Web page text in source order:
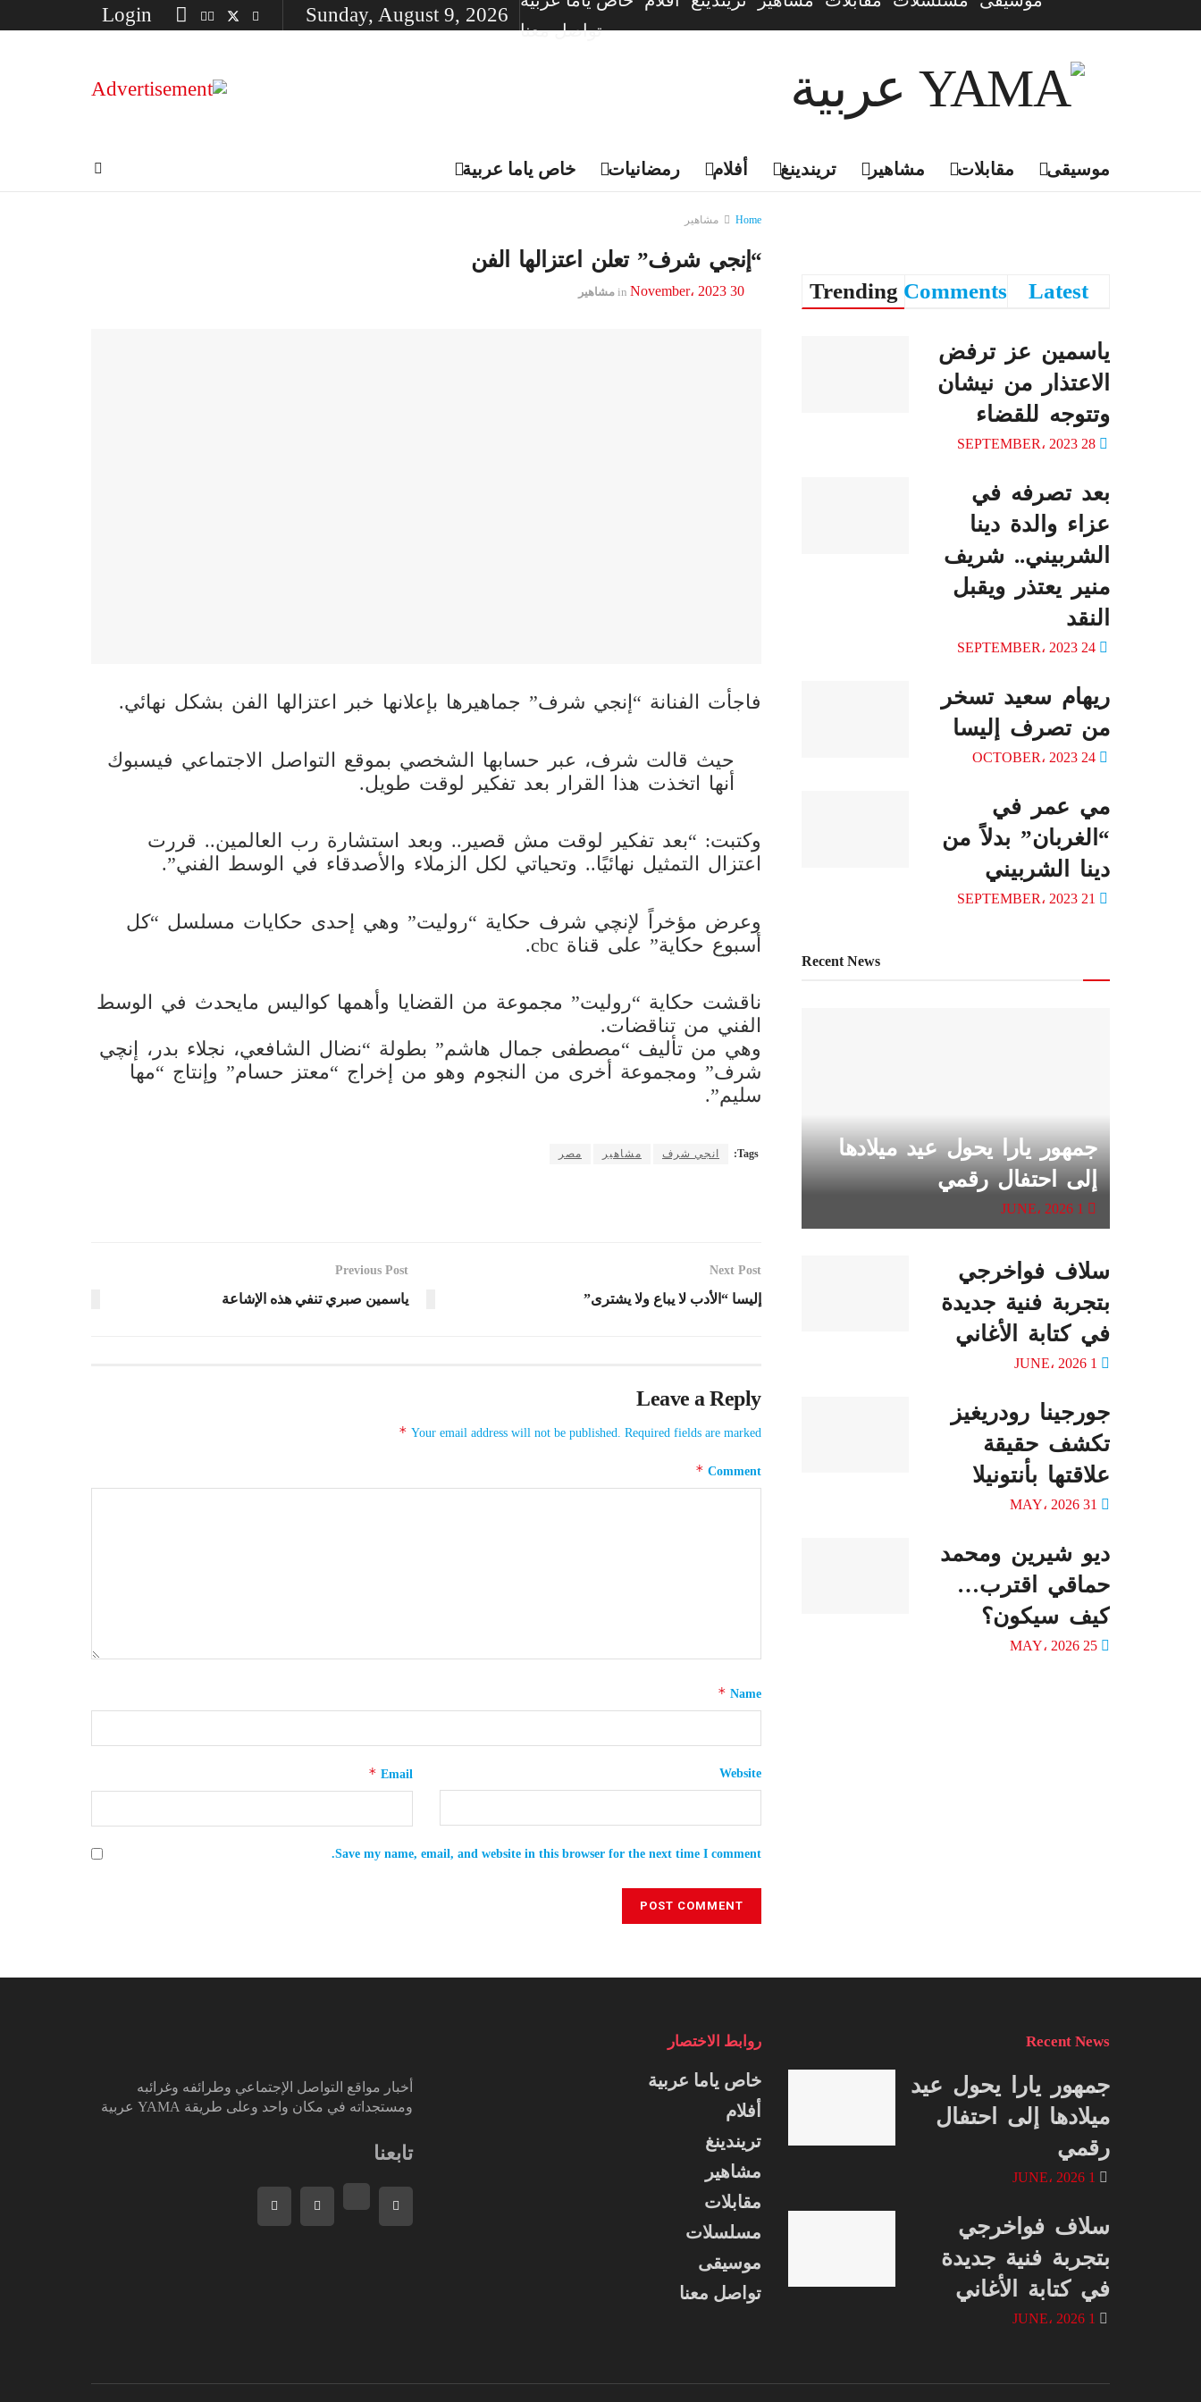
تواصل معنا
Sunday, August 9, 2026
خاص ياما عربية رمضانيات أفلام تريندينغ مشاهير مقابلات موسيقى
Home مشاهير
“إنجي شرف” تعلن اعتزالها الفن
30 November، 2023 in مشاهير
فاجأت الفنانة “إنجي شرف” جماهيرها بإعلانها خبر اعتزالها الفن بشكل نهائي.
حيث قالت شرف، عبر حسابها الشخصي بموقع التواصل الاجتماعي فيسبوك
أنها اتخذت هذا القرار بعد تفكير لوقت طويل.
وكتبت: “بعد تفكير لوقت مش قصير.. وبعد استشارة رب العالمين.. قررت
اعتزال التمثيل نهائيًا.. وتحياتي لكل الزملاء والأصدقاء في الوسط الفني”.
وعرض مؤخراً لإنچي شرف حكاية “روليت” وهي إحدى حكايات مسلسل “كل
أسبوع حكاية” على قناة cbc.
ناقشت حكاية “روليت” مجموعة من القضايا وأهمها كواليس مايحدث في الوسط
الفني من تناقضات.
وهي من تأليف “مصطفى جمال هاشم” بطولة “نضال الشافعي، نجلاء بدر، إنچي
شرف” ومجموعة أخرى من النجوم وهو من إخراج “معتز حسام” وإنتاج “مها
سليم”.
Tags: انجي شرف مشاهير مصر
Previous Post
ياسمين صبري تنفي هذه الإشاعة
Next Post
إليسا “الأدب لا يباع ولا يشترى”
Leave a Reply
Your email address will not be published. Required fields are marked
*
Comment
*
Name
*
Email
* Website
Save my name, email, and website in this browser for the next time I comment.
Trending Comments Latest
ياسمين عز ترفض
الاعتذار من نيشان
وتتوجه للقضاء
بعد تصرفه في
عزاء والدة دينا
الشربيني.. شريف
منير يعتذر ويقبل
النقد
ريهام سعيد تسخر
من تصرف إليسا
مي عمر في
“الغربان” بدلاً من
دينا الشربيني
Recent News
جمهور يارا يحول عيد ميلادها
إلى احتفال رقمي
سلاف فواخرجي
بتجربة فنية جديدة
في كتابة الأغاني
جورجينا رودريغيز
تكشف حقيقة
علاقتها بأنتونيلا
ديو شيرين ومحمد
حماقي اقترب…
كيف سيكون؟
أخبار مواقع التواصل الإجتماعي وطرائفه وغرائبه
ومستجداته في مكان واحد وعلى طريقة YAMA عربية
تابعنا
روابط الاختصار
خاص ياما عربية
أفلام
تريندينغ
مشاهير
مقابلات
مسلسلات
موسيقى
تواصل معنا
Recent News
جمهور يارا يحول عيد
ميلادها إلى احتفال
رقمي
سلاف فواخرجي
بتجربة فنية جديدة
في كتابة الأغاني